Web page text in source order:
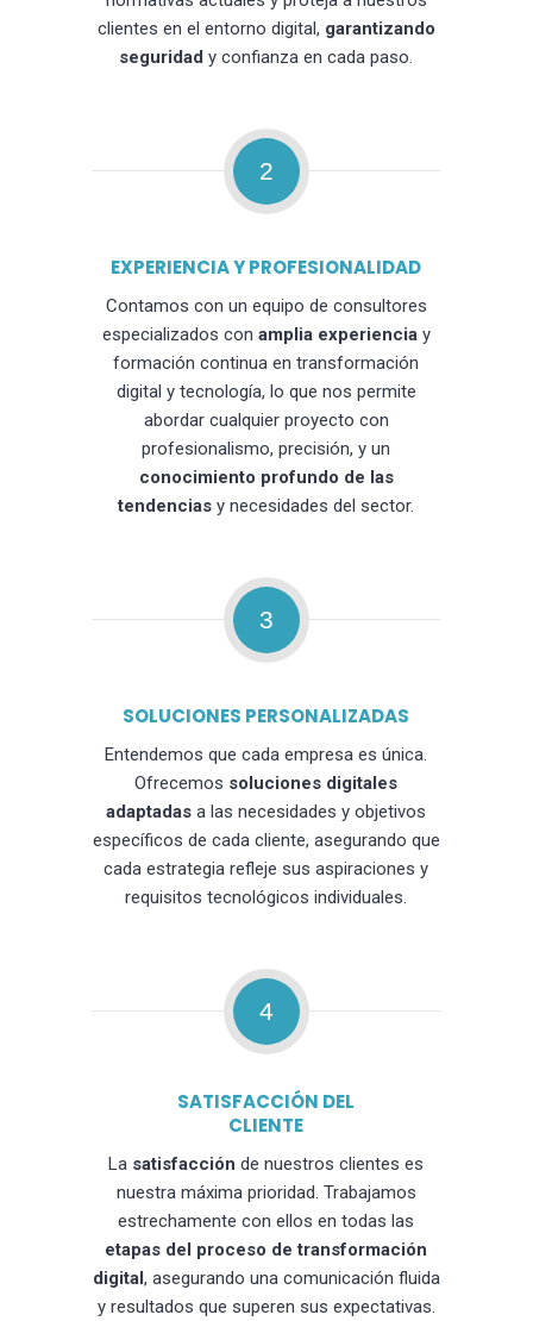
clientes en el entorno digital, garantizando
seguridad y confianza en cada paso.
2
EXPERIENCIA Y PROFESIONALIDAD
Contamos con un equipo de consultores
especializados con amplia experienciay
formación continua en transformación
digital y tecnología, lo que nos permite
abordar cualquier proyecto con
profesionalismo, precisión, y un
conocimiento profundo de las
tendencias y necesidades del sector.
3
SOLUCIONES PERSONALIZADAS
Entendemos que cada empresa es única.
Ofrecemos soluciones digitales
adaptadas a las necesidades y objetivos
específicos de cada cliente, asegurando que
cada estrategia refleje sus aspiraciones y
requisitos tecnológicos individuales.
4
SATISFACCIÓN DEL
CLIENTE
La satisfacción de nuestros clientes es
nuestra máxima prioridad. Trabajamos
estrechamente con ellos en todas las
etapas del proceso de transformación
digital, asegurando una comunicación fluida
y resultados que superen sus expectativas.